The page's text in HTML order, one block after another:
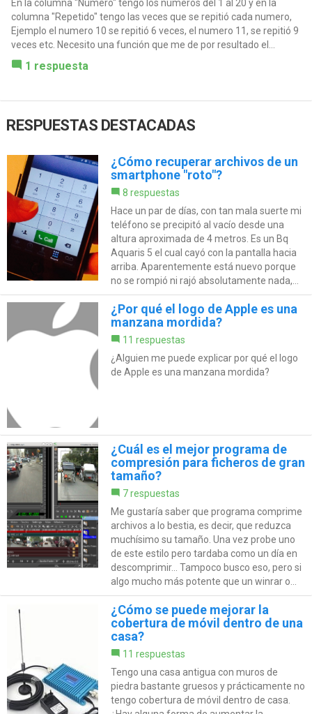
En la columna "Numero" tengo los números del 1 al 20 y en la
columna "Repetido" tengo las veces que se repitió cada numero,
Ejemplo el numero 10 se repitió 6 veces, el numero 11, se repitió 9
veces etc. Necesito una función que me de por resultado el...
1 respuesta
RESPUESTAS DESTACADAS
¿Cómo recuperar archivos de un
smartphone "roto"?
8 respuestas
Hace un par de días, con tan mala suerte mi
teléfono se precipitó al vacío desde una
altura aproximada de 4 metros. Es un Bq
Aquaris 5 el cual cayó con la pantalla hacia
arriba. Aparentemente está nuevo porque
no se rompió ni rajó absolutamente nada,...
¿Por qué el logo de Apple es una
manzana mordida?
11 respuestas
¿Alguien me puede explicar por qué el logo
de Apple es una manzana mordida?
¿Cuál es el mejor programa de
compresión para ficheros de gran
tamaño?
7 respuestas
Me gustaría saber que programa comprime
archivos a lo bestia, es decir, que reduzca
muchísimo su tamaño. Una vez probe uno
de este estilo pero tardaba como un día en
descomprimir... Tampoco busco eso, pero si
algo mucho más potente que un winrar o...
¿Cómo se puede mejorar la
cobertura de móvil dentro de una
casa?
11 respuestas
Tengo una casa antigua con muros de
piedra bastante gruesos y prácticamente no
tengo cobertura de móvil dentro de casa.